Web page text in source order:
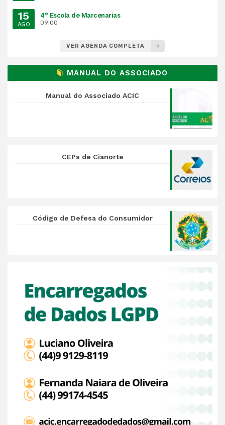
15
AGO
4° Escola de Marcenarias
09:00
VER AGENDA COMPLETA
MANUAL DO ASSOCIADO
Manual do Associado ACIC
CEPs de Cianorte
Código de Defesa do Consumidor